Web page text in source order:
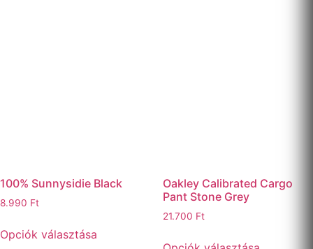
100% Sunnysidie Black
8.990 Ft
Opciók választása
Oakley Calibrated Cargo
Pant Stone Grey
21.700 Ft